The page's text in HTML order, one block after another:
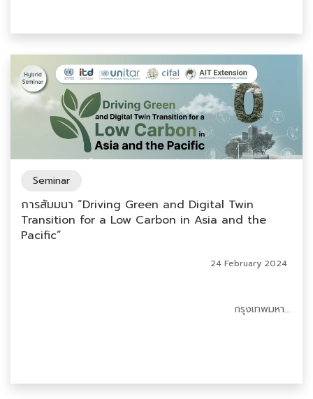
Seminar
การสัมมนา “Driving Green and Digital Twin
Transition for a Low Carbon in Asia and the
Pacific”
กรุงเทพมหานคร
24 February 2024